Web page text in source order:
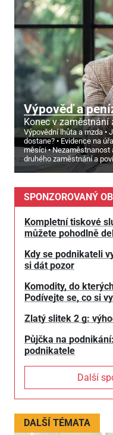
Výpověď a
Konec v
Výpovědní lhůta a mzda
dostane?
Evidence na
měsíci
Nezaměstnanost
druhého zaměstnání a
SPONZOROVANÝ
Kompletní tiskové
můžete pohodlně
Kdy se podnikateli
si dát pozor
Komodity, do
Podívejte se, co si
Zlatý slitek 2 g:
Půjčka na
podnikatele
Další
DALŠÍ TÉMATA